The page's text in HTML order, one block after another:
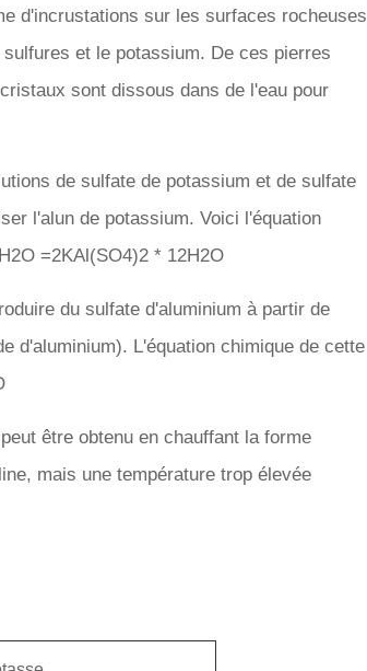
d'incrustations sur les surfaces rocheuses
et le potassium. De ces pierres
sont dissous dans de l'eau pour
de sulfate de potassium et de sulfate
l'alun de potassium. Voici l'équation
=2KAl(SO4)2 * 12H2O
du sulfate d'aluminium à partir de
d'aluminium). L'équation chimique de cette
être obtenu en chauffant la forme
mais une température trop élevée